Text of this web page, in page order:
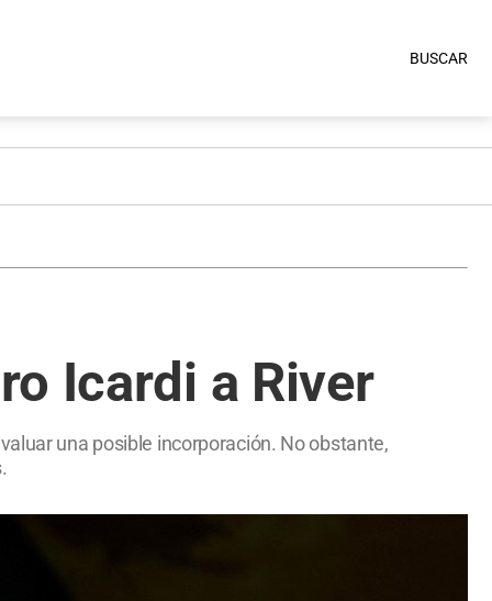
BUSCAR
Icardi a River
una posible incorporación. No obstante,